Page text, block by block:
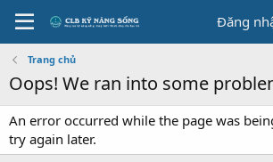
Đăng
Trang chủ
Oops! We ran into some
An error occurred while the page was
try again later.